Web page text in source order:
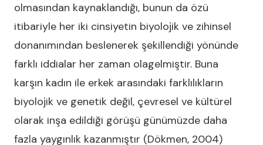
olmasından kaynaklandığı, bunun da özü
itibariyle her iki cinsiyetin biyolojik ve zihinsel
donanımından beslenerek şekillendiği yönünde
farklı iddialar her zaman olagelmiştir. Buna
karşın kadın ile erkek arasındaki farklılıkların
biyolojik ve genetik değil, çevresel ve kültürel
olarak inşa edildiği görüşü günümüzde daha
fazla yaygınlık kazanmıştır (Dökmen, 2004)